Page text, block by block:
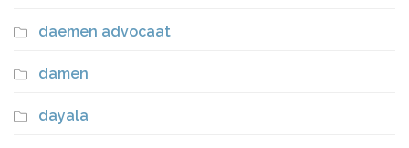
daemen advocaat
damen
dayala